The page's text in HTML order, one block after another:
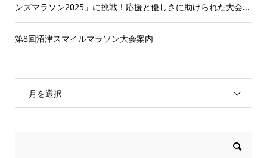
ンズマラソン2025」に挑戦！応援と優しさに助けられた大会...
第8回沼津スマイルマラソン大会案内
月を選択